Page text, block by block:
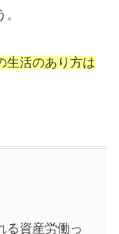
生活のあり方は
る資産労働っ